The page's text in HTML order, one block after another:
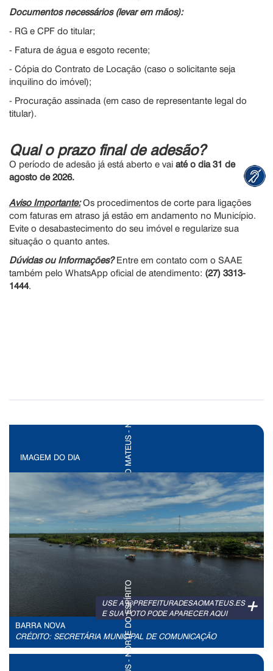
Documentos necessários (levar em mãos):
- RG e CPF do titular;
- Fatura de água e esgoto recente;
- Cópia do Contrato de Locação (caso o solicitante seja
inquilino do imóvel);
- Procuração assinada (em caso de representante legal do
titular).
Qual o prazo final de adesão?
O período de adesão já está aberto e vai até o dia 31 de
agosto de 2026.
Aviso Importante:Os procedimentos de corte para ligações
com faturas em atraso já estão em andamento no Município.
Evite o desabastecimento do seu imóvel e regularize sua
situação o quanto antes.
Dúvidas ou Informações?Entre em contato com o SAAE
também pelo WhatsApp oficial de atendimento: (27) 3313-
1444.
IMAGEM DO DIA
+
USE A @PREFEITURADESAOMATEUS.ES
E SUA FOTO PODE APARECER AQUI
BARRA NOVA
CRÉDITO: SECRETÁRIA MUNICIPAL DE COMUNICAÇÃO